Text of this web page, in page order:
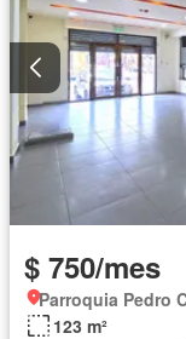
$ 750/mes
Parroquia Pedro
123 m²